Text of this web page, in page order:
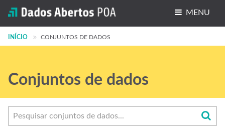
MENU
Conjuntos de dados
Grupos
Sobre
INÍCIO CONJUNTOS DE DADOS
Conjuntos de dados